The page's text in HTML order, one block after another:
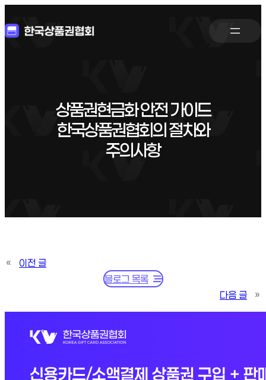
상품권현금화 안전 가이드
한국상품권협회의 절차와
주의사항
«
이전 글
블로그 목록
다음 글
»